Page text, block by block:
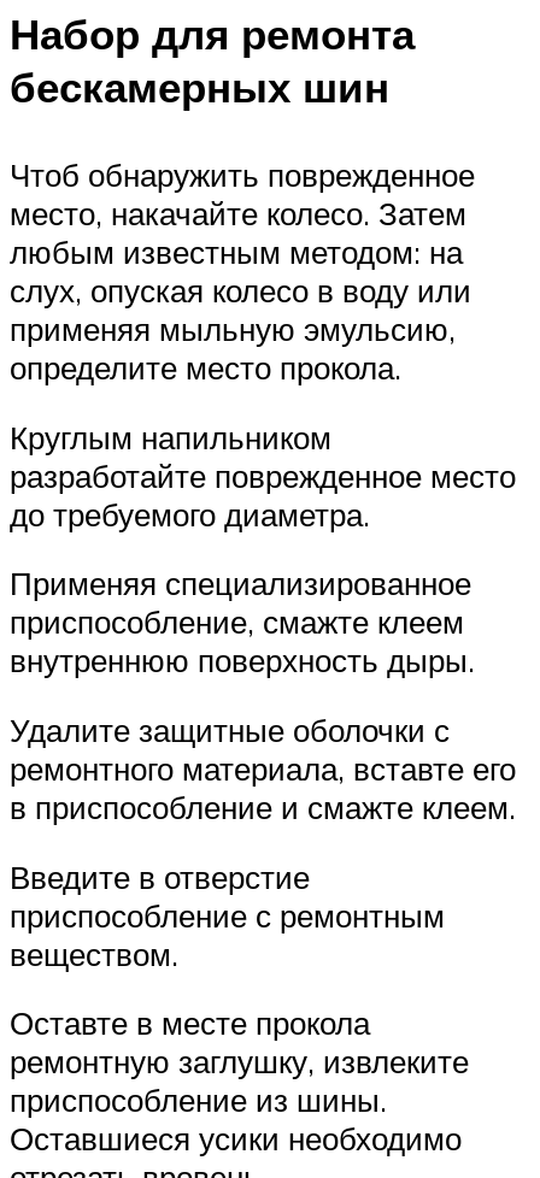
Набор для ремонта
бескамерных шин
Чтоб обнаружить поврежденное
место, накачайте колесо. Затем
любым известным методом: на
слух, опуская колесо в воду или
применяя мыльную эмульсию,
определите место прокола.
Круглым напильником
разработайте поврежденное место
до требуемого диаметра.
Применяя специализированное
приспособление, смажте клеем
внутреннюю поверхность дыры.
Удалите защитные оболочки с
ремонтного материала, вставте его
в приспособление и смажте клеем.
Введите в отверстие
приспособление с ремонтным
веществом.
Оставте в месте прокола
ремонтную заглушку, извлеките
приспособление из шины.
Оставшиеся усики необходимо